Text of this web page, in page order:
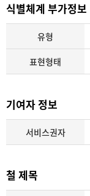
식별체계 부가정보
유형
표현형태
기여자 정보
서비스권자
철 제목